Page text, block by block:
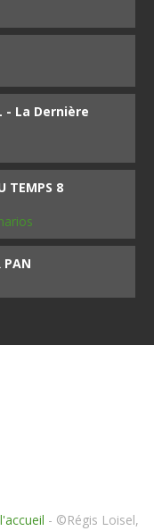
- La Dernière
TEMPS 8
PAN
- ©Régis Loisel,